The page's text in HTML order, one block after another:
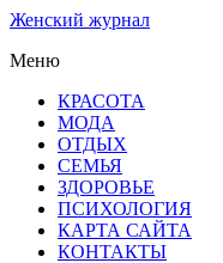
Женский журнал
Меню
КРАСОТА
МОДА
ОТДЫХ
СЕМЬЯ
ЗДОРОВЬЕ
ПСИХОЛОГИЯ
КАРТА САЙТА
КОНТАКТЫ